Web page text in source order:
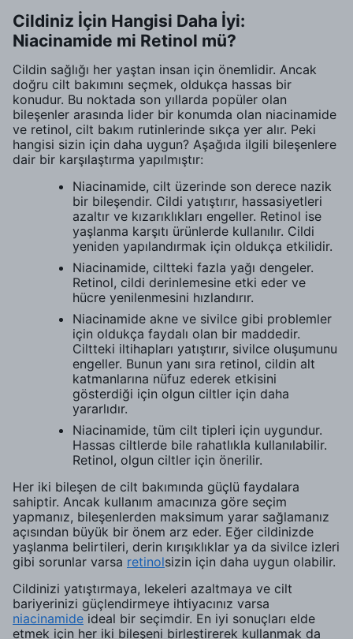
Cildiniz İçin Hangisi Daha İyi:
Niacinamide mi Retinol mü?
Cildin sağlığı her yaştan insan için önemlidir. Ancak
doğru cilt bakımını seçmek, oldukça hassas bir
konudur. Bu noktada son yıllarda popüler olan
bileşenler arasında lider bir konumda olan niacinamide
ve retinol, cilt bakım rutinlerinde sıkça yer alır. Peki
hangisi sizin için daha uygun? Aşağıda ilgili bileşenlere
dair bir karşılaştırma yapılmıştır:
Niacinamide, cilt üzerinde son derece nazik
bir bileşendir. Cildi yatıştırır, hassasiyetleri
azaltır ve kızarıklıkları engeller. Retinol ise
yaşlanma karşıtı ürünlerde kullanılır. Cildi
yeniden yapılandırmak için oldukça etkilidir.
Niacinamide, ciltteki fazla yağı dengeler.
Retinol, cildi derinlemesine etki eder ve
hücre yenilenmesini hızlandırır.
Niacinamide akne ve sivilce gibi problemler
için oldukça faydalı olan bir maddedir.
Ciltteki iltihapları yatıştırır, sivilce oluşumunu
engeller. Bunun yanı sıra retinol, cildin alt
katmanlarına nüfuz ederek etkisini
gösterdiği için olgun ciltler için daha
yararlıdır.
Niacinamide, tüm cilt tipleri için uygundur.
Hassas ciltlerde bile rahatlıkla kullanılabilir.
Retinol, olgun ciltler için önerilir.
Her iki bileşen de cilt bakımında güçlü faydalara
sahiptir. Ancak kullanım amacınıza göre seçim
yapmanız, bileşenlerden maksimum yarar sağlamanız
açısından büyük bir önem arz eder. Eğer cildinizde
yaşlanma belirtileri, derin kırışıklıklar ya da sivilce izleri
gibi sorunlar varsa retinolsizin için daha uygun olabilir.
Cildinizi yatıştırmaya, lekeleri azaltmaya ve cilt
bariyerinizi güçlendirmeye ihtiyacınız varsa
niacinamide ideal bir seçimdir. En iyi sonuçları elde
etmek için her iki bileşeni birleştirerek kullanmak da